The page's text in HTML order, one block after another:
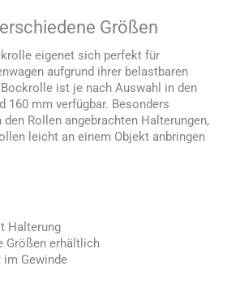
Größen
eigenet sich perfekt für
aufgrund ihrer belastbaren
ist je nach Auswahl in den
160 mm verfügbar. Besonders
Rollen angebrachten Halterungen,
leicht an einem Objekt anbringen
Halterung
Größen erhältlich
Gewinde